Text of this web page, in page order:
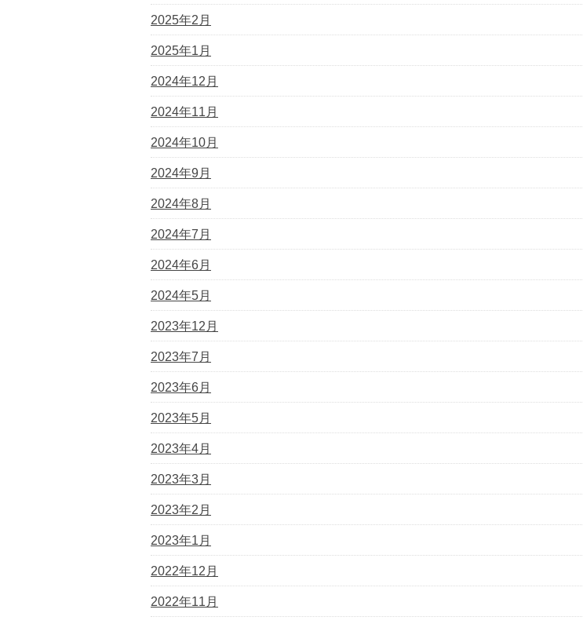
2025年2月
2025年1月
2024年12月
2024年11月
2024年10月
2024年9月
2024年8月
2024年7月
2024年6月
2024年5月
2023年12月
2023年7月
2023年6月
2023年5月
2023年4月
2023年3月
2023年2月
2023年1月
2022年12月
2022年11月